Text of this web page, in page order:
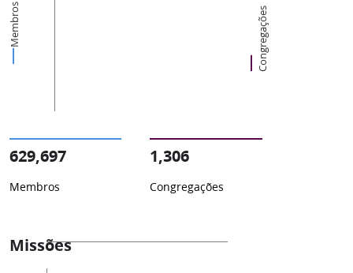
Membros Congregações
629,697
Membros
1,306
Congregações
Missões